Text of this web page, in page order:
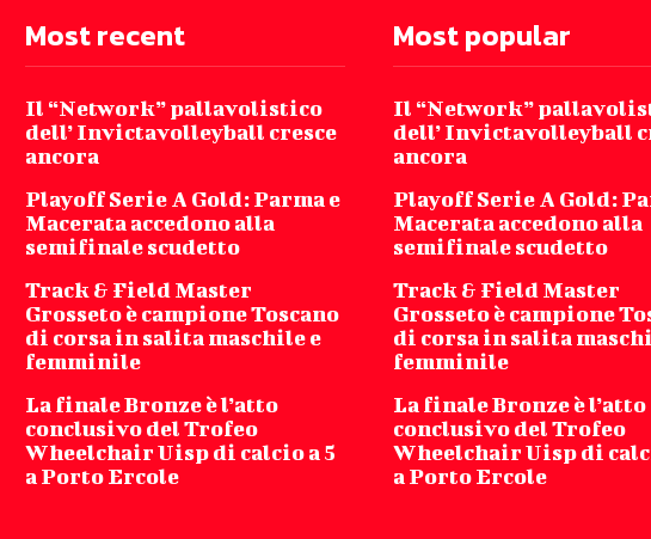
Most recent
Il “Network” pallavolistico
dell’ Invictavolleyball cresce
ancora
Playoff Serie A Gold: Parma e
Macerata accedono alla
semifinale scudetto
Track & Field Master
Grosseto è campione Toscano
di corsa in salita maschile e
femminile
La finale Bronze è l’atto
conclusivo del Trofeo
Wheelchair Uisp di calcio a 5
a Porto Ercole
Most popular
Il “Network”
dell’ Invictavolleyball
ancora
Playoff Serie A Gold:
Macerata accedono alla
semifinale scudetto
Track & Field Master
Grosseto è campione
di corsa in salita
femminile
La finale Bronze è l’atto
conclusivo del Trofeo
Wheelchair Uisp di
a Porto Ercole